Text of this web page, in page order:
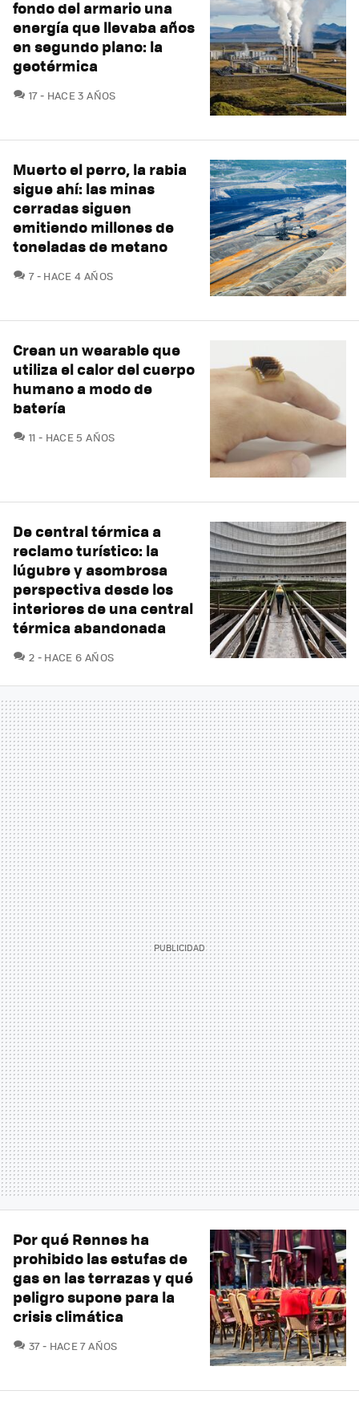
fondo del armario una
energía que llevaba años
en segundo plano: la
geotérmica
17COMENTARIOS
HACE 3 AÑOS
Muerto el perro, la rabia
sigue ahí: las minas
cerradas siguen
emitiendo millones de
toneladas de metano
7COMENTARIOS
HACE 4 AÑOS
Crean un wearable que
utiliza el calor del cuerpo
humano a modo de
batería
11 COMENTARIOS
HACE 5 AÑOS
De central térmica a
reclamo turístico: la
lúgubre y asombrosa
perspectiva desde los
interiores de una central
térmica abandonada
2 COMENTARIOS
HACE 6 AÑOS
Por qué Rennes ha
prohibido las estufas de
gas en las terrazas y qué
peligro supone para la
crisis climática
37COMENTARIOS
HACE 7 AÑOS